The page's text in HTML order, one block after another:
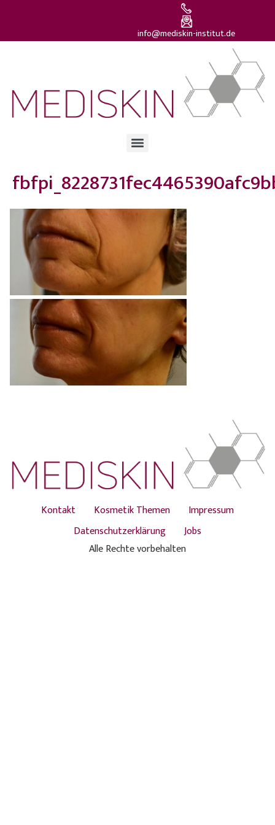
info@mediskin-institut.de
Kontakt Kosmetik Themen
Impressum
Datenschutzerklärung
Jobs
Alle Rechte vorbehalten